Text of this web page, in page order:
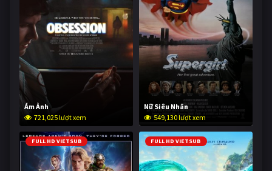
Ám Ảnh
721,025 lượt xem
Nữ Siêu Nhân
549,130 lượt xem
FULL HD VIETSUB FULL HD VIETSUB